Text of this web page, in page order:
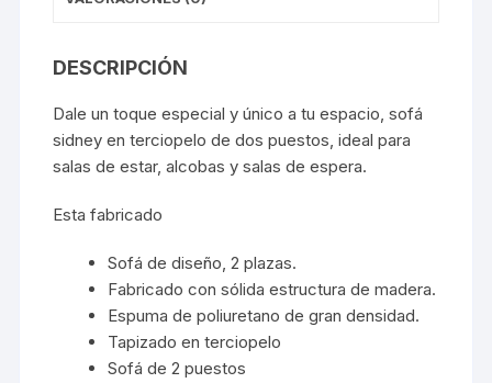
DESCRIPCIÓN
Dale un toque especial y único a tu espacio, sofá
sidney en terciopelo de dos puestos, ideal para
salas de estar, alcobas y salas de espera.
Esta fabricado
Sofá de diseño, 2 plazas.
Fabricado con sólida estructura de madera.
Espuma de poliuretano de gran densidad.
Tapizado en terciopelo
Sofá de 2 puestos